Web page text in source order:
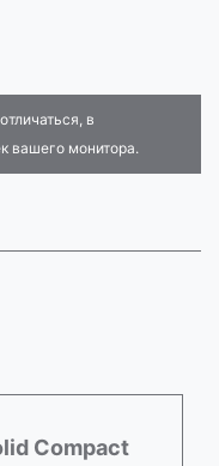
в
вашего монитора.
Compact